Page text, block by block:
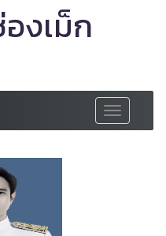
งเม็ก
Toggle
navigation